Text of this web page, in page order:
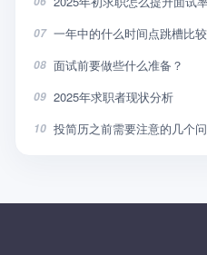
07 一年中的什么时间点跳槽比
08 面试前要做些什么准备？
09 2025年求职者现状分析
10 投简历之前需要注意的几个